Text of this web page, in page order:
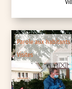
Parole aux habitants
Visites